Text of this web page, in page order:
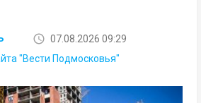
07.08.2026 09:29
"Вести Подмосковья"